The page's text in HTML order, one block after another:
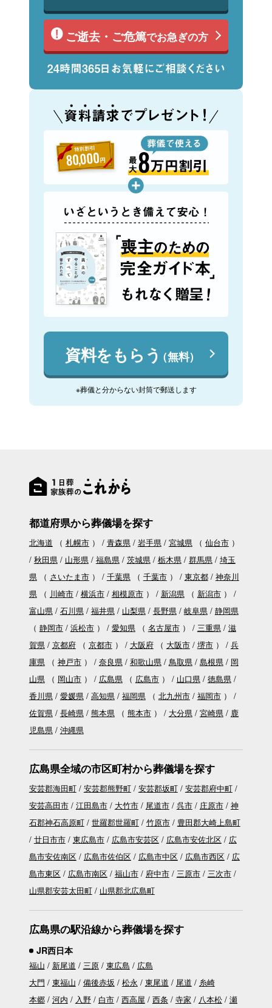
ご逝去・ご危篤でお急ぎの方
資料をもらう（無料）
※葬儀と分からない封筒で郵送します
都道府県から葬儀場を探す
北海道 （ 札幌市） 青森県 岩手県 宮城県（ 仙台市）
秋田県
山形県 福島県 茨城県 栃木県 群馬県
埼玉
県（ さいたま市） 千葉県（ 千葉市） 東京都
神奈川
県（ 川崎市 横浜市 相模原市） 新潟県（ 新潟市）
富山県
石川県 福井県 山梨県 長野県 岐阜県
静岡県
（ 静岡市 浜松市） 愛知県（ 名古屋市） 三重県
滋
賀県
京都府（ 京都市） 大阪府（ 大阪市 堺市）
兵
庫県（ 神戸市） 奈良県 和歌山県 鳥取県 島根県
岡
山県（ 岡山市） 広島県（ 広島市） 山口県
徳島県
香川県
愛媛県 高知県 福岡県（ 北九州市 福岡市）
佐賀県
長崎県 熊本県（ 熊本市） 大分県 宮崎県
鹿
児島県
沖縄県
広島県全域の市区町村から葬儀場を探す
安芸郡海田町 安芸郡熊野町 安芸郡坂町
安芸郡府中町
安芸高田市
江田島市 大竹市 尾道市 呉市 庄原市
神
石郡神石高原町
世羅郡世羅町 竹原市
豊田郡大崎上島町
廿日市市
東広島市 広島市安芸区 広島市安佐北区
広
島市安佐南区
広島市佐伯区 広島市中区 広島市西区
広
島市東区
広島市南区 福山市 府中市 三原市
三次市
山県郡安芸太田町
山県郡北広島町
広島県の駅沿線から葬儀場を探す
JR西日本
福山 新尾道 三原 東広島
広島
大門
東福山 備後赤坂 松永 東尾道 尾道
糸崎
本郷
河内 入野 白市 西高屋 西条 寺家 八本松
瀬